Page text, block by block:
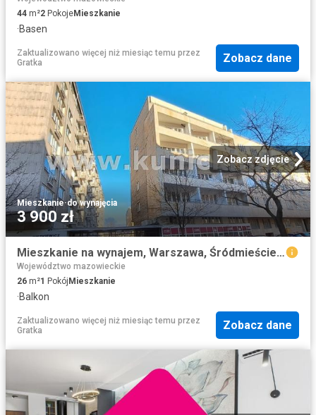
44 m²2 PokojeMieszkanie
·Basen
Zaktualizowano więcej niż miesiąc temu przez
Gratka
Zobacz dane
Zobacz zdjęcie
Mieszkanie·do wynajęcia
3 900 zł
Mieszkanie na wynajem, Warszawa, Śródmieście, Wiejska
Województwo mazowieckie
26 m²1 PokójMieszkanie
·Balkon
Zaktualizowano więcej niż miesiąc temu przez
Gratka
Zobacz dane